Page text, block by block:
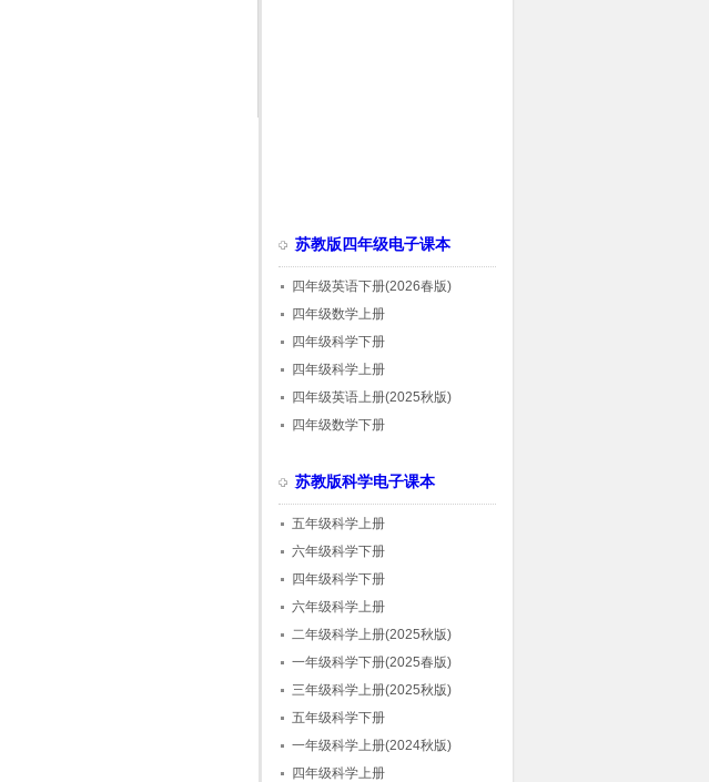
苏教版四年级电子课本
四年级英语下册(2026春版)
四年级数学上册
四年级科学下册
四年级科学上册
四年级英语上册(2025秋版)
四年级数学下册
苏教版科学电子课本
五年级科学上册
六年级科学下册
四年级科学下册
六年级科学上册
二年级科学上册(2025秋版)
一年级科学下册(2025春版)
三年级科学上册(2025秋版)
五年级科学下册
一年级科学上册(2024秋版)
四年级科学上册